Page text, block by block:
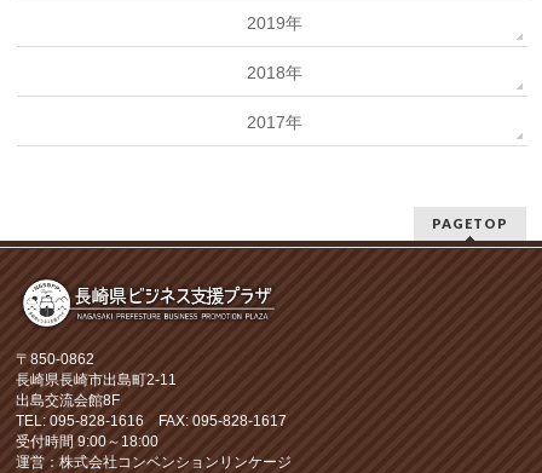
2019年
2018年
2017年
PAGETOP
〒850-0862
長崎県長崎市出島町2-11
出島交流会館8F
TEL: 095-828-1616 FAX: 095-828-1617
受付時間 9:00～18:00
運営：株式会社コンベンションリンケージ